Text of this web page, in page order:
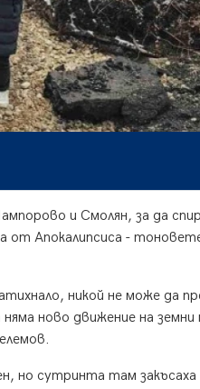
и Смолян, за да
от Апокалипсиса -
никой не може да
ново движение на земни
но сутринта там закъсаха